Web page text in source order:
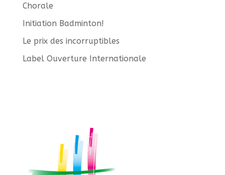
Chorale
Initiation Badminton!
Le prix des incorruptibles
Label Ouverture Internationale